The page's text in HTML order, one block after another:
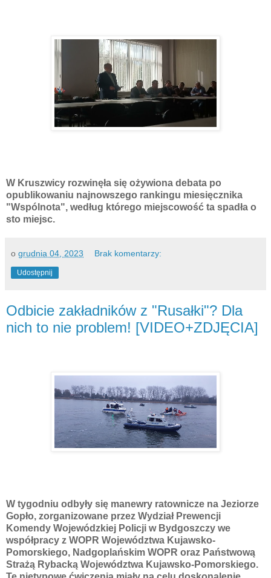
W Kruszwicy rozwinęła się ożywiona debata po
opublikowaniu najnowszego rankingu miesięcznika
"Wspólnota", według którego miejscowość ta spadła o
sto miejsc.
o grudnia 04, 2023 Brak komentarzy:
Udostępnij
Odbicie zakładników z "Rusałki"? Dla
nich to nie problem! [VIDEO+ZDJĘCIA]
W tygodniu odbyły się manewry ratownicze na Jeziorze
Gopło, zorganizowane przez Wydział Prewencji
Komendy Wojewódzkiej Policji w Bydgoszczy we
współpracy z WOPR Województwa Kujawsko-
Pomorskiego, Nadgoplańskim WOPR oraz Państwową
Strażą Rybacką Województwa Kujawsko-Pomorskiego.